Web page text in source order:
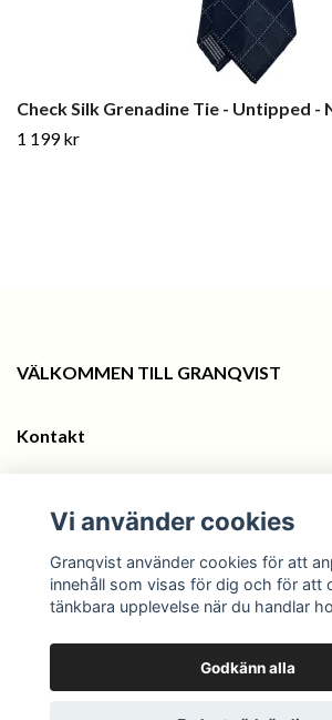
Check Silk Grenadine Tie - Untipped -
1 199 kr
VÄLKOMMEN TILL GRANQVIST
Kontakt
Sociala medier
© 2026 Granqvist
Vi använder cookies
Granqvist använder cookies för att
innehåll som visas för dig och för att
tänkbara upplevelse när du handlar
Godkänn alla